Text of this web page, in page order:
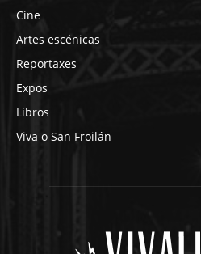
Cine
Artes escénicas
Reportaxes
Expos
Libros
Viva o San Froilán